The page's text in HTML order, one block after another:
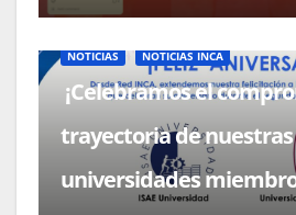
NOTICIAS NOTICIAS INCA
¡Celebramos el
trayectoria de nuestras
universidades